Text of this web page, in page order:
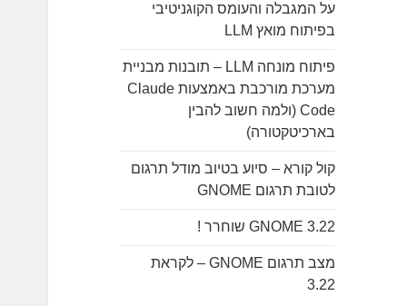
על המגבלה והעומס הקוגניטיבי
בפיתוח מואץ LLM
פיתוח מונחה LLM – תובנות מבניית
מערכת מורכבת באמצעות Claude
Code (ולמה חשוב להבין
בארכיטקטורה)
קול קורא – סיוע בטיוב מודל תרגום
לטובת תרגום GNOME
GNOME 3.22 שוחרר !
מצב תרגום GNOME – לקראת
3.22